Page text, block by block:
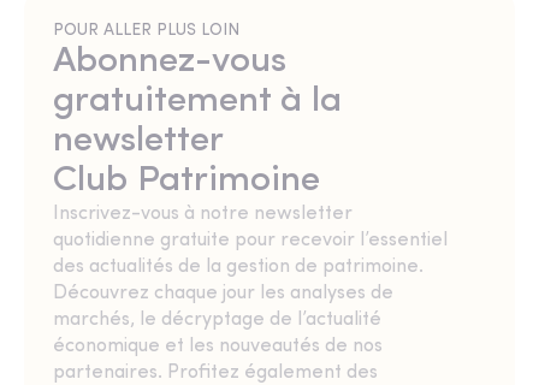
POUR ALLER PLUS LOIN
Abonnez-vous
gratuitement à la
newsletter
Club Patrimoine
Inscrivez-vous à notre newsletter
quotidienne gratuite pour recevoir l’essentiel
des actualités de la gestion de patrimoine.
Découvrez chaque jour les analyses de
marchés, le décryptage de l’actualité
économique et les nouveautés de nos
partenaires. Profitez également des